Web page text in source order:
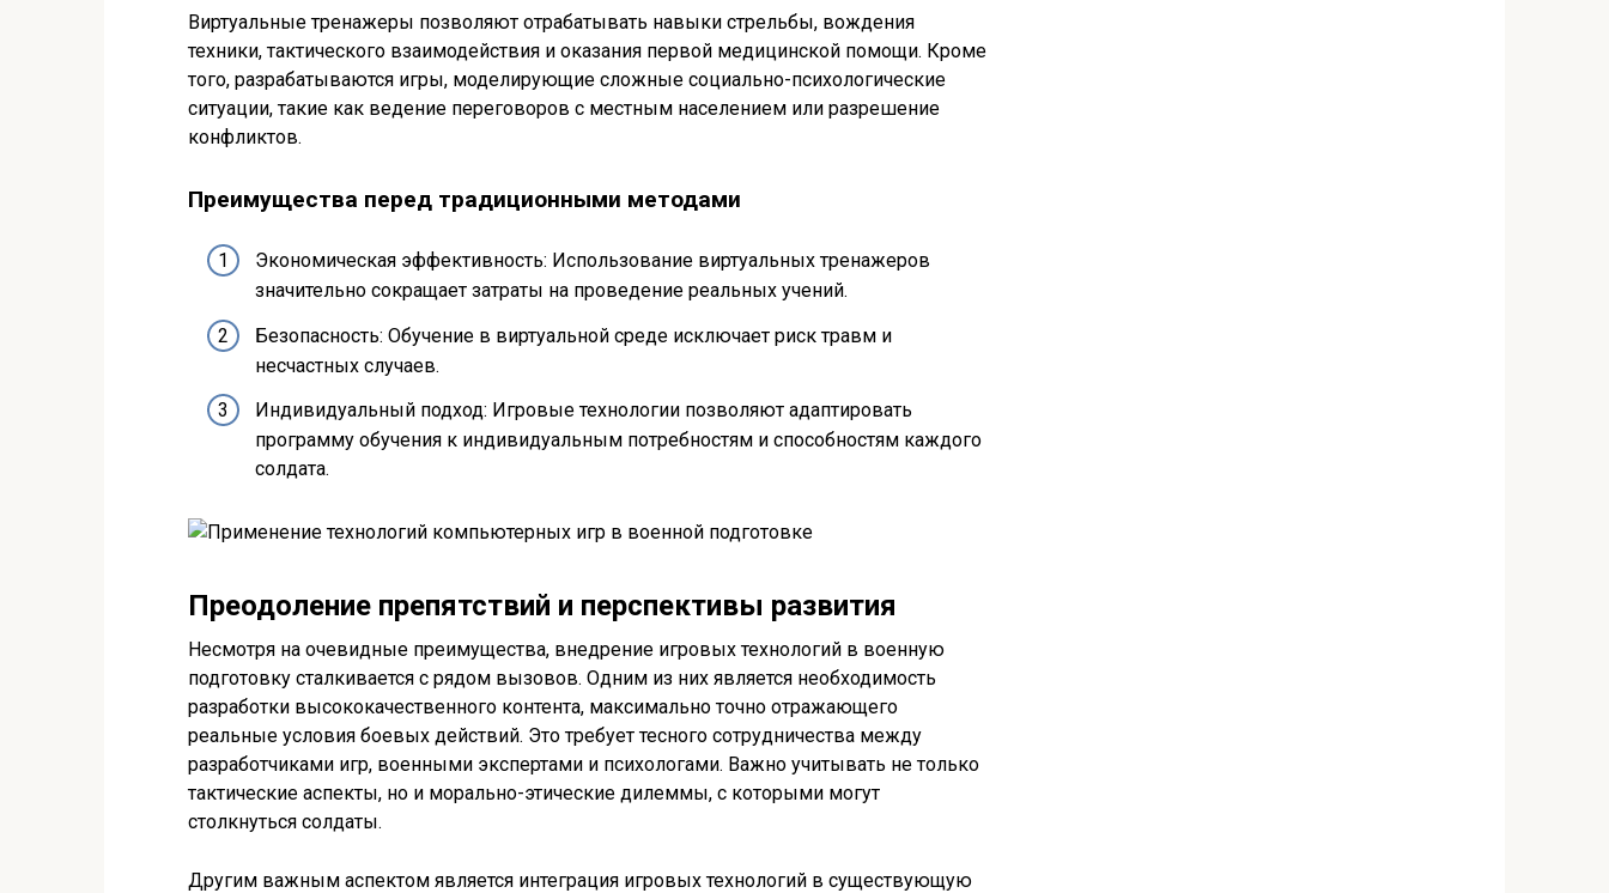
Виртуальные тренажеры позволяют отрабатывать навыки стрельбы, вождения
техники, тактического взаимодействия и оказания первой медицинской помощи. Кроме
того, разрабатываются игры, моделирующие сложные социально-психологические
ситуации, такие как ведение переговоров с местным населением или разрешение
конфликтов.
Преимущества перед традиционными методами
Экономическая эффективность: Использование виртуальных тренажеров
значительно сокращает затраты на проведение реальных учений.
Безопасность: Обучение в виртуальной среде исключает риск травм и
несчастных случаев.
Индивидуальный подход: Игровые технологии позволяют адаптировать
программу обучения к индивидуальным потребностям и способностям каждого
солдата.
Преодоление препятствий и перспективы развития
Несмотря на очевидные преимущества, внедрение игровых технологий в военную
подготовку сталкивается с рядом вызовов. Одним из них является необходимость
разработки высококачественного контента, максимально точно отражающего
реальные условия боевых действий. Это требует тесного сотрудничества между
разработчиками игр, военными экспертами и психологами. Важно учитывать не только
тактические аспекты, но и морально-этические дилеммы, с которыми могут
столкнуться солдаты.
Другим важным аспектом является интеграция игровых технологий в существующую